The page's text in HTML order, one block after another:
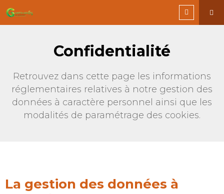
Confidentialité
Retrouvez dans cette page les informations
réglementaires relatives à notre gestion des
données à caractère personnel ainsi que les
modalités de paramétrage des cookies.
La gestion des données à